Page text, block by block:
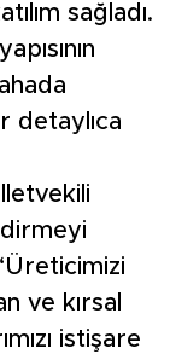
sağladı.
detaylıca
ve kırsal
istişare